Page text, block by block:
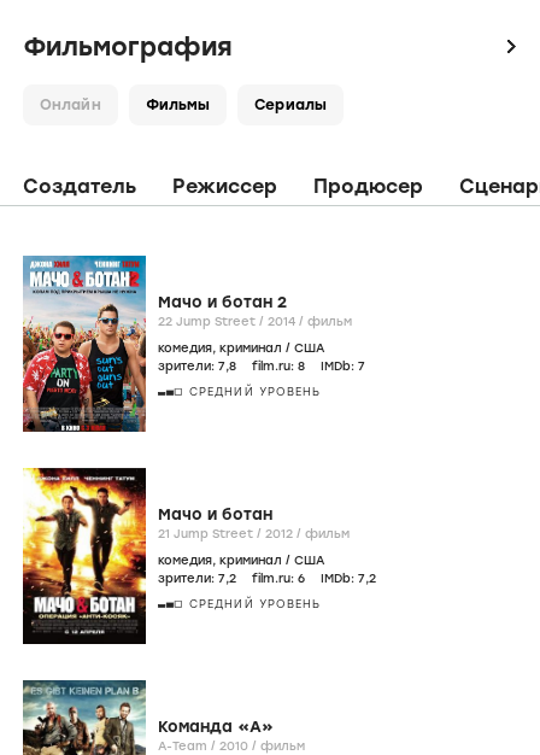
Фильмография icon
Онлайн Фильмы Сериалы
Создатель Режиссер Продюсер
Мачо и ботан 2
22 Jump Street / 2014 / фильм
комедия, криминал / США
зрители: 7,8 film.ru: 8 IMDb: 7
СРЕДНИЙ УРОВЕНЬ
Мачо и ботан
21 Jump Street / 2012 / фильм
комедия, криминал / США
зрители: 7,2 film.ru: 6 IMDb: 7,2
СРЕДНИЙ УРОВЕНЬ
Команда «А»
A-Team / 2010 / фильм